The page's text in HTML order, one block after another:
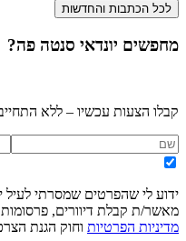
לכל הכתבות והחדשות
מחפשים יונדאי סנטה פה?
קבלו הצעות עכשיו – ללא
ידוע לי שהפרטים שמסרתי לעיל
מאשר/ת קבלת דיוורים,
מדיניות הפרטיות וחוק הגנת